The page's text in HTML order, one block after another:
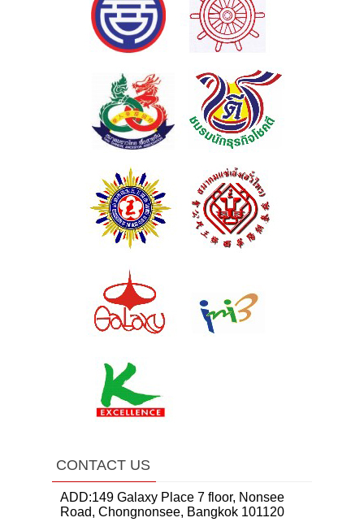
CONTACT US
ADD:149 Galaxy Place 7 floor, Nonsee
Road, Chongnonsee, Bangkok 101120